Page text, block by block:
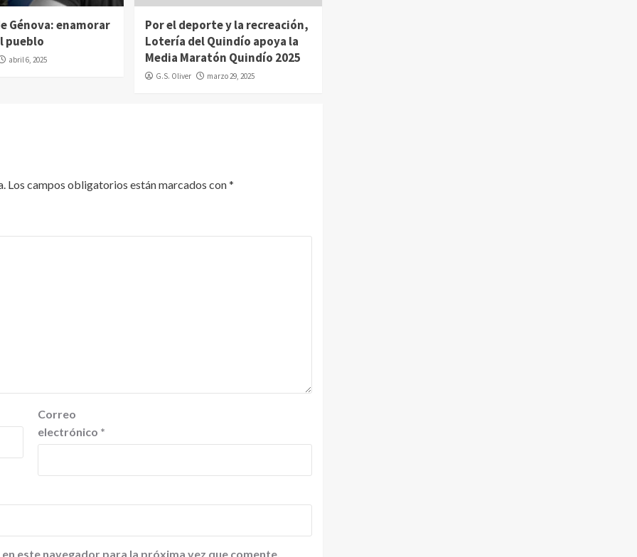
Génova: enamorar
pueblo
abril 6, 2025
Por el deporte y la recreación,
Lotería del Quindío apoya la
Media Maratón Quindío 2025
G.S. Oliver marzo 29, 2025
Los campos obligatorios están marcados con*
Correo
electrónico *
este navegador para la próxima vez que comente.